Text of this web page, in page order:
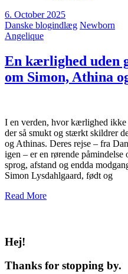
6. October 2025
Danske blogindlæg Newborn
Angelique
En kærlighed uden
om Simon, Athina
I en verden, hvor kærlighed ikke
der så smukt og stærkt skildrer
og Athinas. Deres rejse – fra
igen – er en rørende
sprog, afstand og endda
Simon Lysdahlgaard, født og
Read More
Hej!
Thanks for stopping by.